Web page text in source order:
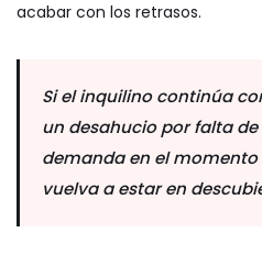
acabar con los retrasos.
Si el inquilino continúa
un desahucio por falta
demanda en el
vuelva a estar en